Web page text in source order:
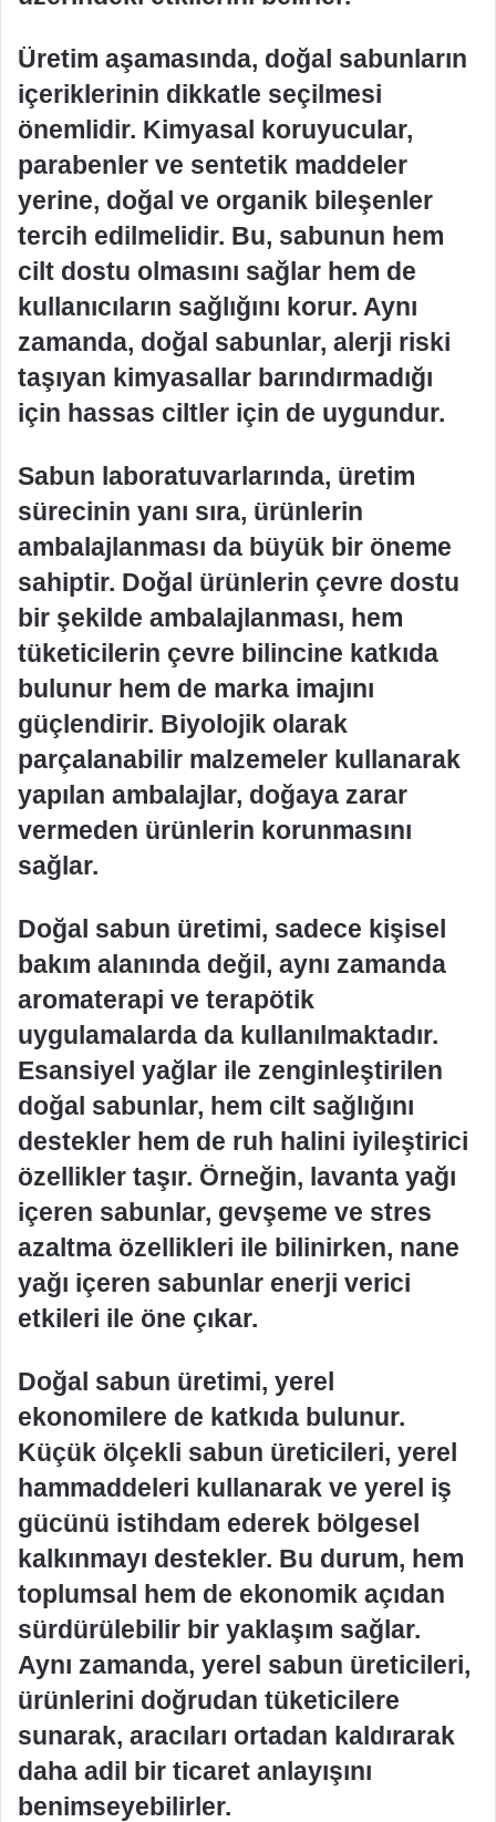
Üretim aşamasında, doğal sabunların
içeriklerinin dikkatle seçilmesi
önemlidir. Kimyasal koruyucular,
parabenler ve sentetik maddeler
yerine, doğal ve organik bileşenler
tercih edilmelidir. Bu, sabunun hem
cilt dostu olmasını sağlar hem de
kullanıcıların sağlığını korur. Aynı
zamanda, doğal sabunlar, alerji riski
taşıyan kimyasallar barındırmadığı
için hassas ciltler için de uygundur.
Sabun laboratuvarlarında, üretim
sürecinin yanı sıra, ürünlerin
ambalajlanması da büyük bir öneme
sahiptir. Doğal ürünlerin çevre dostu
bir şekilde ambalajlanması, hem
tüketicilerin çevre bilincine katkıda
bulunur hem de marka imajını
güçlendirir. Biyolojik olarak
parçalanabilir malzemeler kullanarak
yapılan ambalajlar, doğaya zarar
vermeden ürünlerin korunmasını
sağlar.
Doğal sabun üretimi, sadece kişisel
bakım alanında değil, aynı zamanda
aromaterapi ve terapötik
uygulamalarda da kullanılmaktadır.
Esansiyel yağlar ile zenginleştirilen
doğal sabunlar, hem cilt sağlığını
destekler hem de ruh halini iyileştirici
özellikler taşır. Örneğin, lavanta yağı
içeren sabunlar, gevşeme ve stres
azaltma özellikleri ile bilinirken, nane
yağı içeren sabunlar enerji verici
etkileri ile öne çıkar.
Doğal sabun üretimi, yerel
ekonomilere de katkıda bulunur.
Küçük ölçekli sabun üreticileri, yerel
hammaddeleri kullanarak ve yerel iş
gücünü istihdam ederek bölgesel
kalkınmayı destekler. Bu durum, hem
toplumsal hem de ekonomik açıdan
sürdürülebilir bir yaklaşım sağlar.
Aynı zamanda, yerel sabun üreticileri,
ürünlerini doğrudan tüketicilere
sunarak, aracıları ortadan kaldırarak
daha adil bir ticaret anlayışını
benimseyebilirler.